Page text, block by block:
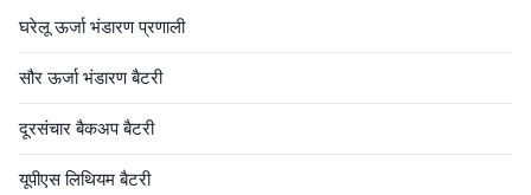
घरेलू ऊर्जा भंडारण प्रणाली
सौर ऊर्जा भंडारण बैटरी
दूरसंचार बैकअप बैटरी
यूपीएस लिथियम बैटरी